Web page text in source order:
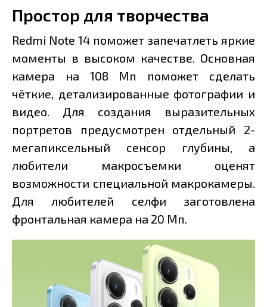
Простор для творчества
Redmi Note 14 поможет запечатлеть яркие
моменты в высоком качестве. Основная
камера на 108 Мп поможет сделать
чёткие, детализированные фотографии и
видео. Для создания выразительных
портретов предусмотрен отдельный 2-
мегапиксельный сенсор глубины, а
любители макросъемки оценят
возможности специальной макрокамеры.
Для любителей селфи заготовлена
фронтальная камера на 20 Мп.